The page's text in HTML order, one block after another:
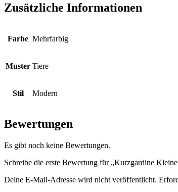
Zusätzliche Informationen
Farbe Mehrfarbig
Muster Tiere
Stil Modern
Bewertungen
Es gibt noch keine Bewertungen.
Schreibe die erste Bewertung für „Kurzgardine
Deine E-Mail-Adresse wird nicht veröffentlicht.